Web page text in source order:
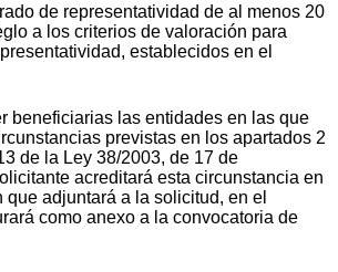
de representatividad de al menos 20
a los criterios de valoración para
establecidos en el
beneficiarias las entidades en las que
previstas en los apartados 2
de la Ley 38/2003, de 17 de
acreditará esta circunstancia en
que adjuntará a la solicitud, en el
como anexo a la convocatoria de